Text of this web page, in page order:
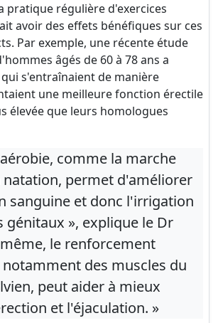
pratique régulière d'exercices
avoir des effets bénéfiques sur ces
Par exemple, une récente étude
âgés de 60 à 78 ans a
s'entraînaient de manière
une meilleure fonction érectile
élevée que leurs homologues
comme la marche
natation, permet d'améliorer
sanguine et donc l'irrigation
génitaux », explique le Dr
le renforcement
des muscles du
peut aider à mieux
et l'éjaculation. »